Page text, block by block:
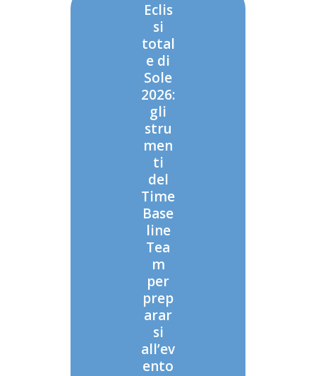
Eclis
si
total
e di
Sole
2026:
gli
stru
men
ti
del
Time
Base
line
Tea
m
per
prep
arar
si
all’ev
ento